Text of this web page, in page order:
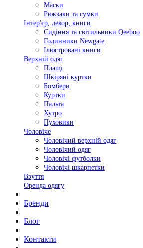
Маски
Рюкзаки та сумки
Інтер'єр, декор, книги
Сидіння та світильники Qeeboo
Годинники Newgate
Ілюстровані книги
Верхній одяг
Плащі
Шкіряні куртки
Бомбери
Куртки
Пальта
Хутро
Пуховики
Чоловіче
Чоловічий верхній одяг
Чоловічий одяг
Чоловічі футболки
Чоловічі шкарпетки
Взуття
Оренда одягу
Бренди
Блог
Контакти